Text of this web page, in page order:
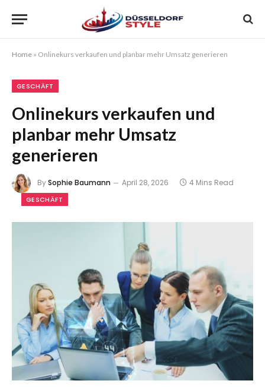
Home » Onlinekurs verkaufen und planbar mehr Umsatz generieren
GESCHÄFT
Onlinekurs verkaufen und
planbar mehr Umsatz
generieren
BySophie Baumann April 28, 2026 4 Mins Read
GESCHÄFT